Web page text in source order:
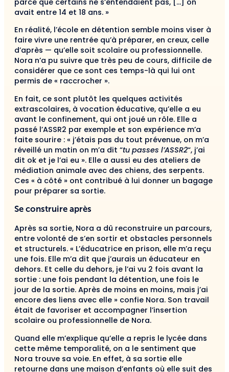
avait entre 14 et 18 ans. »
En réalité, l’école en détention semble moins viser à
faire vivre une rentrée qu’à préparer, en creux, celle
d’après — qu’elle soit scolaire ou professionnelle.
Nora n’a pu suivre que très peu de cours, difficile de
considérer que ce sont ces temps-là qui lui ont
permis de « raccrocher ».
En fait, ce sont plutôt les quelques activités
extrascolaires, à vocation éducative, qu’elle a eu
avant le confinement, qui ont joué un rôle. Elle a
passé l’ASSR2 par exemple et son expérience m’a
faite sourire : « j’étais pas du tout prévenue, on m’a
réveillé un matin on m’a dit “tu passes l’ASSR2“, j’ai
dit ok et je l’ai eu ». Elle a aussi eu des ateliers de
médiation animale avec des chiens, des serpents.
Ces « à côté » ont contribué à lui donner un bagage
pour préparer sa sortie.
Se construire après
Après sa sortie, Nora a dû reconstruire un parcours,
entre volonté de s’en sortir et obstacles personnels
et structurels. « L’éducatrice en prison, elle m’a reçu
une fois. Elle m’a dit que j’aurais un éducateur en
dehors. Et celle du dehors, je l’ai vu 2 fois avant la
sortie : une fois pendant la détention, une fois le
jour de la sortie. Après de moins en moins, mais j’ai
encore des liens avec elle » confie Nora. Son travail
était de favoriser et accompagner l’insertion
scolaire ou professionnelle de Nora.
Quand elle m’explique qu’elle a repris le lycée dans
cette même temporalité, on a le sentiment que
Nora trouve sa voie. En effet, à sa sortie elle
retourne dans une maison d’enfants où elle suit des